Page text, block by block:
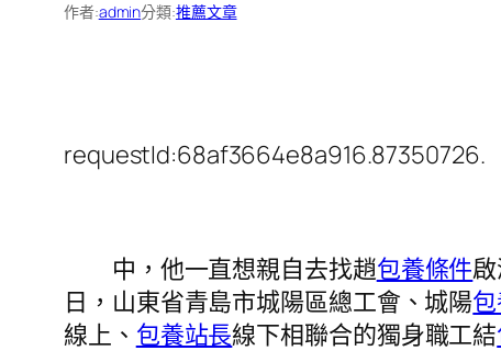
作者:admin分類:推薦文章
requestId:68af3664e8a916.87350726.
中，他一直想親自去找趙包養條件
日，山東省青島市城陽區總工會、城陽
線上、 包養站長線下相聯合的獨身職工結